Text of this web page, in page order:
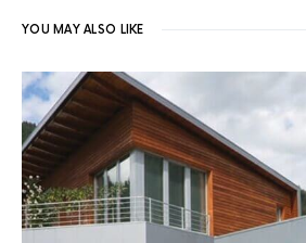
YOU MAY ALSO LIKE